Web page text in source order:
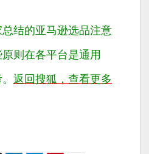
结的亚马逊选品注意
则在各平台是通用
返回搜狐，查看更多